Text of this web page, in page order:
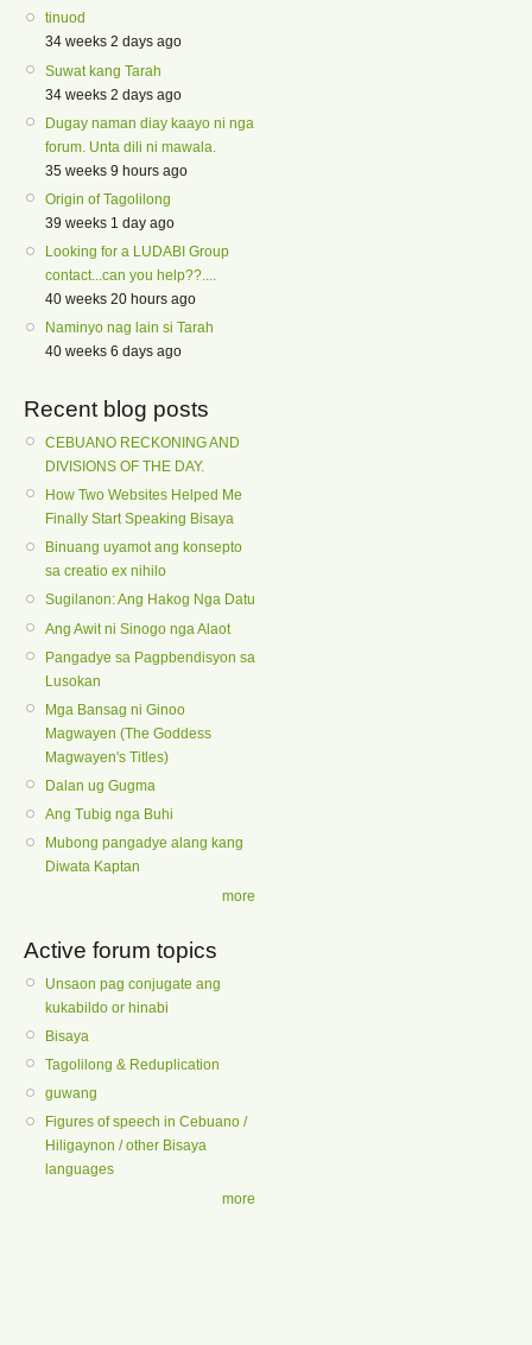
tinuod
34 weeks 2 days ago
Suwat kang Tarah
34 weeks 2 days ago
Dugay naman diay kaayo ni nga
forum. Unta dili ni mawala.
35 weeks 9 hours ago
Origin of Tagolilong
39 weeks 1 day ago
Looking for a LUDABI Group
contact...can you help??....
40 weeks 20 hours ago
Naminyo nag lain si Tarah
40 weeks 6 days ago
Recent blog posts
CEBUANO RECKONING AND
DIVISIONS OF THE DAY.
How Two Websites Helped Me
Finally Start Speaking Bisaya
Binuang uyamot ang konsepto
sa creatio ex nihilo
Sugilanon: Ang Hakog Nga Datu
Ang Awit ni Sinogo nga Alaot
Pangadye sa Pagpbendisyon sa
Lusokan
Mga Bansag ni Ginoo
Magwayen (The Goddess
Magwayen's Titles)
Dalan ug Gugma
Ang Tubig nga Buhi
Mubong pangadye alang kang
Diwata Kaptan
more
Active forum topics
Unsaon pag conjugate ang
kukabildo or hinabi
Bisaya
Tagolilong & Reduplication
guwang
Figures of speech in Cebuano /
Hiligaynon / other Bisaya
languages
more